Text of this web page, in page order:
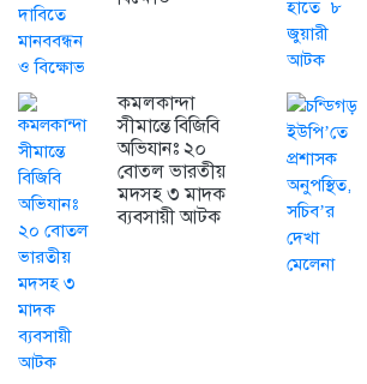
কমলকান্দা
সীমান্তে বিজিবি
অভিযানঃ ২০
বোতল ভারতীয়
মদসহ ৩ মাদক
ব্যবসায়ী আটক